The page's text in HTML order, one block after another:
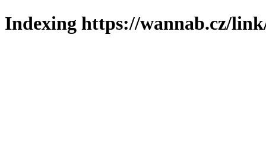
Indexing https://wannab.cz/